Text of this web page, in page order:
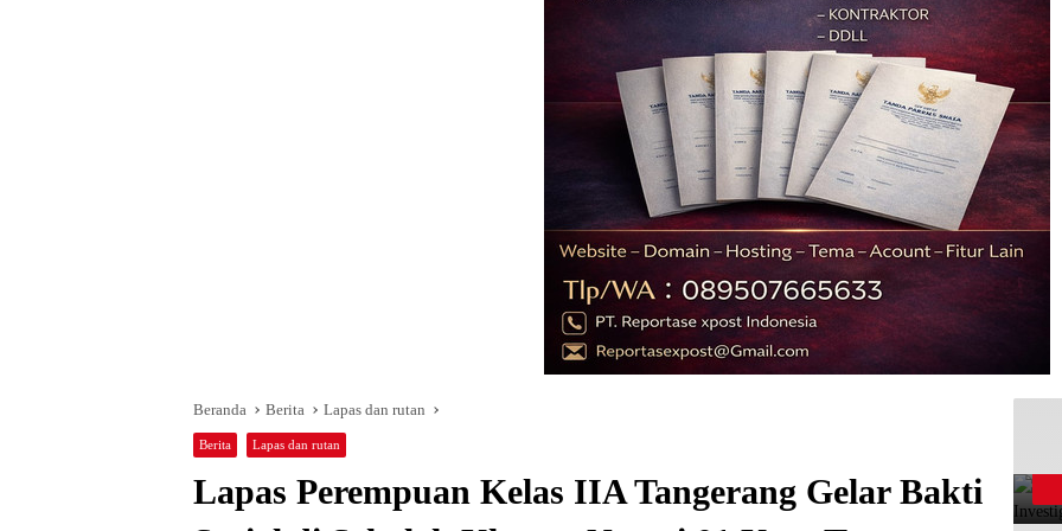
Beranda Berita Lapas dan rutan
Berita Lapas dan rutan
Lapas Perempuan Kelas IIA Tangerang Gelar Bakti